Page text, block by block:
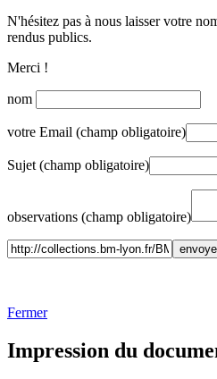
N'hésitez pas à nous laisser votre
rendus publics.
Merci !
nom
votre Email (champ obligatoire)
Sujet (champ obligatoire)
observations (champ obligatoire)
Fermer
Impression du